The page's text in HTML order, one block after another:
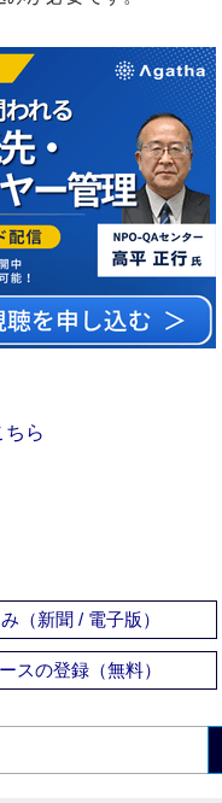
ら
（新聞 / 電子版）
スの登録（無料）